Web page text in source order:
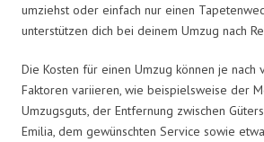
umziehst oder einfach nur einen
unterstützen dich bei deinem Umzug nach
Die Kosten für einen Umzug können je nach
Faktoren variieren, wie beispielsweise der
Umzugsguts, der Entfernung zwischen
Emilia, dem gewünschten Service sowie